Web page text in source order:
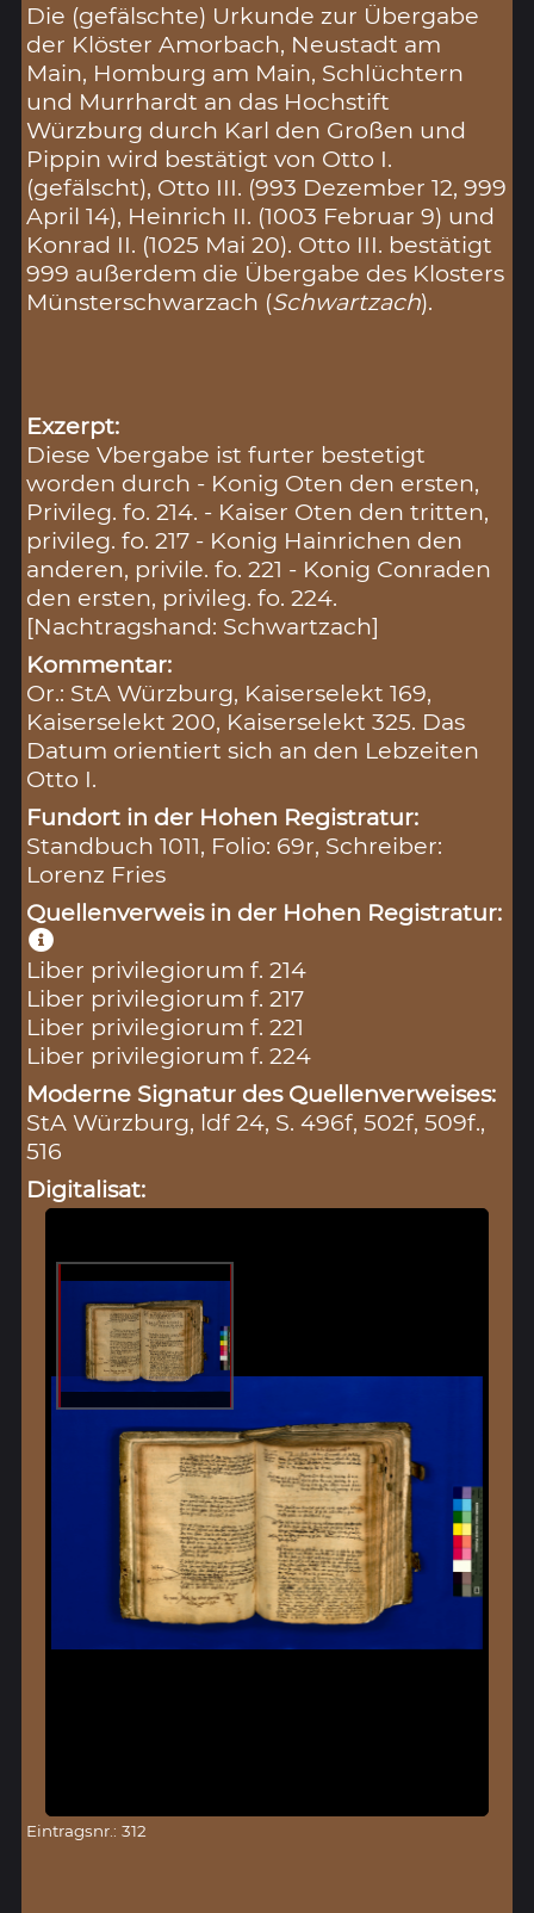
Die (gefälschte) Urkunde zur Übergabe
der Klöster Amorbach, Neustadt am
Main, Homburg am Main, Schlüchtern
und Murrhardt an das Hochstift
Würzburg durch Karl den Großen und
Pippin wird bestätigt von Otto I.
(gefälscht), Otto III. (993 Dezember 12, 999
April 14), Heinrich II. (1003 Februar 9) und
Konrad II. (1025 Mai 20). Otto III. bestätigt
999 außerdem die Übergabe des Klosters
Münsterschwarzach (Schwartzach).
Exzerpt:
Diese Vbergabe ist furter bestetigt
worden durch - Konig Oten den ersten,
Privileg. fo. 214. - Kaiser Oten den tritten,
privileg. fo. 217 - Konig Hainrichen den
anderen, privile. fo. 221 - Konig Conraden
den ersten, privileg. fo. 224.
[Nachtragshand: Schwartzach]
Kommentar:
Or.: StA Würzburg, Kaiserselekt 169,
Kaiserselekt 200, Kaiserselekt 325. Das
Datum orientiert sich an den Lebzeiten
Otto I.
Fundort in der Hohen Registratur:
Standbuch 1011, Folio: 69r, Schreiber:
Lorenz Fries
Quellenverweis in der Hohen Registratur:
Liber privilegiorum f. 214
Liber privilegiorum f. 217
Liber privilegiorum f. 221
Liber privilegiorum f. 224
Moderne Signatur des Quellenverweises:
StA Würzburg, ldf 24, S. 496f, 502f, 509f.,
516
Digitalisat:
Eintragsnr.: 312